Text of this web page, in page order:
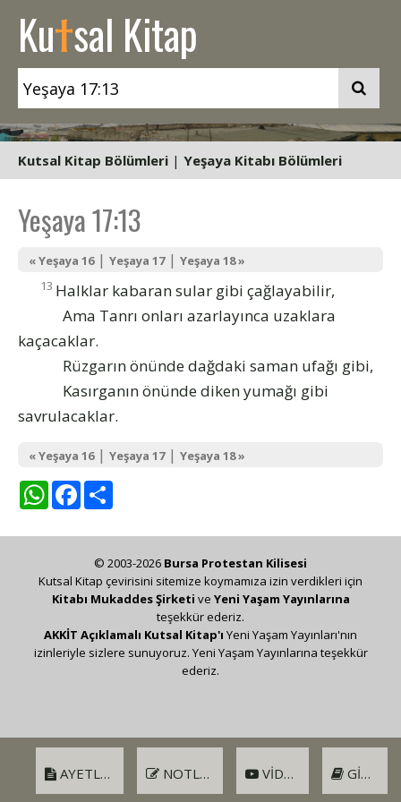
Kutsal Kitap
Kutsal Kitap Bölümleri | Yeşaya Kitabı Bölümleri
Yeşaya 17:13
« Yeşaya 16| Yeşaya 17| Yeşaya 18 »
13 Halklar kabaran sular gibi çağlayabilir,
Ama Tanrı onları azarlayınca uzaklara
kaçacaklar.
Rüzgarın önünde dağdaki saman ufağı gibi,
Kasırganın önünde diken yumağı gibi
savrulacaklar.
« Yeşaya 16| Yeşaya 17| Yeşaya 18 »
WhatsAppFacebook
AYETLER NOTLAR VIDEO GIRIŞ
© 2003-2026 Bursa Protestan Kilisesi
Kutsal Kitap çevirisini sitemize koymamıza izin verdikleri için
Kitabı Mukaddes Şirketi ve Yeni Yaşam Yayınlarına
teşekkür ederiz.
AKKİT Açıklamalı Kutsal Kitap'ı Yeni Yaşam Yayınları'nın
izinleriyle sizlere sunuyoruz. Yeni Yaşam Yayınlarına teşekkür
ederiz.